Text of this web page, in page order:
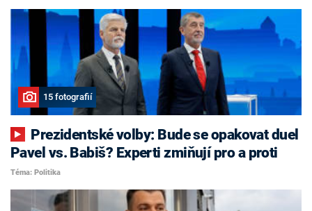
15 fotografií
Pavel vs. Babiš? Experti zmiňují pro a proti
Téma: Politika